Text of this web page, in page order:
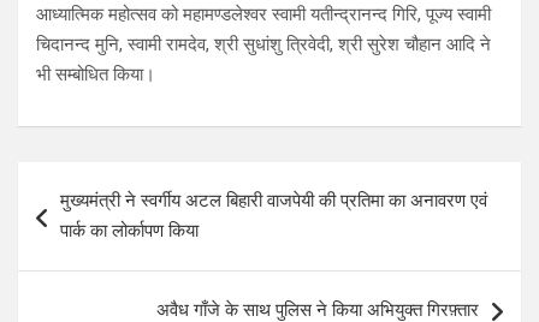
आध्यात्मिक महोत्सव को महामण्डलेश्वर स्वामी यतीन्द्रानन्द गिरि, पूज्य स्वामी
चिदानन्द मुनि, स्वामी रामदेव, श्री सुधांशु त्रिवेदी, श्री सुरेश चौहान आदि ने
भी सम्बोधित किया।
navigation
मुख्यमंत्री ने स्वर्गीय अटल बिहारी वाजपेयी की प्रतिमा का अनावरण एवं
पार्क का लोर्कापण किया
अवैध गाँजे के साथ पुलिस ने किया अभियुक्त गिरफ़्तार